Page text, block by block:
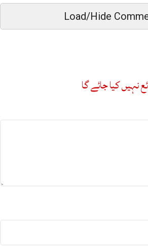
Load/Hide
نہیں کیا جائے گا